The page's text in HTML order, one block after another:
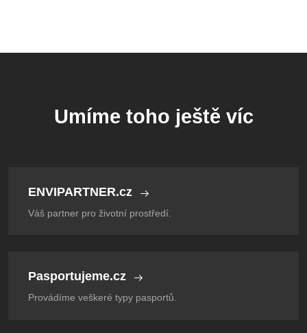
Umíme toho ještě víc
ENVIPARTNER.cz
Váš partner pro životní prostředí.
Pasportujeme.cz
Provádíme veškeré typy pasportů.